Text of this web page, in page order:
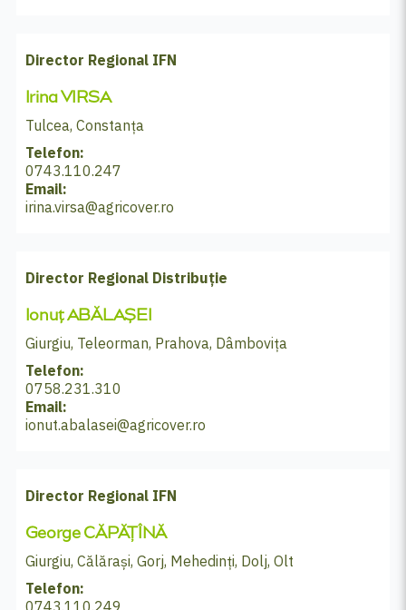
Director Regional IFN
Irina VIRSA
Tulcea, Constanța
Telefon:
0743.110.247
Email:
irina.virsa@agricover.ro
Director Regional Distribuție
Ionuț ABĂLAȘEI
Giurgiu, Teleorman, Prahova, Dâmbovița
Telefon:
0758.231.310
Email:
ionut.abalasei@agricover.ro
Director Regional IFN
George CĂPĂȚÎNĂ
Giurgiu, Călărași, Gorj, Mehedinți, Dolj, Olt
Telefon: